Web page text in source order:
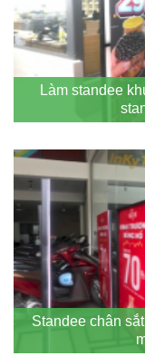
Làm standee
Standee chân